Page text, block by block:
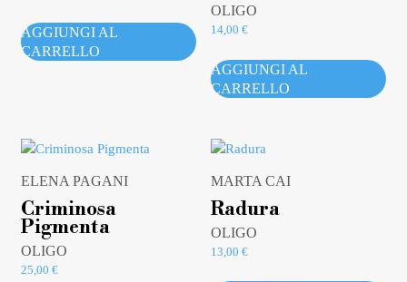
AGGIUNGI AL
CARRELLO
OLIGO
14,00€
AGGIUNGI AL
CARRELLO
ELENA PAGANI
Criminosa
Pigmenta
OLIGO
25,00 €
MARTA CAI
Radura
OLIGO
13,00€